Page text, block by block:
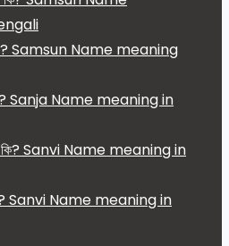
কি? Samsun Name meaning
কি? Sanja Name meaning in
কি? Sanvi Name meaning in